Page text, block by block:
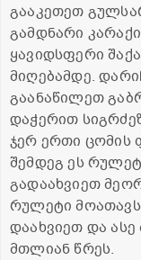
გააკეთეთ
გამდნარი
ყავიდსფერი
მიღებამდე.
გაანაწილეთ
დაჭერით
ჯერ ერთი
შემდეგ ეს
გადაახვიეთ
რულეტი
დაახვიეთ და
მთლიან წრეს.